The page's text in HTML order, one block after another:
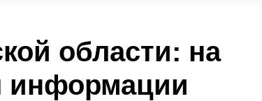
области: на
информации